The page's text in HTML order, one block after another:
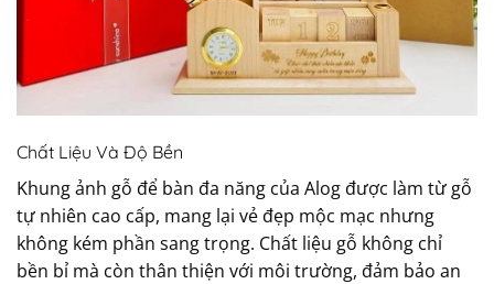
Chất Liệu Và Độ Bền
Khung ảnh gỗ để bàn đa năng của Alog được làm từ gỗ
tự nhiên cao cấp, mang lại vẻ đẹp mộc mạc nhưng
không kém phần sang trọng. Chất liệu gỗ không chỉ
bền bỉ mà còn thân thiện với môi trường, đảm bảo an